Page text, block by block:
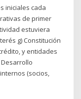
iniciales cada
de primer
estuviera
g) Constitución
y entidades
(socios,